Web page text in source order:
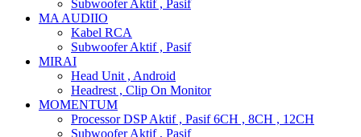
Subwoofer Aktif , Pasif
MA AUDIIO
Kabel RCA
Subwoofer Aktif , Pasif
MIRAI
Head Unit , Android
Headrest , Clip On Monitor
MOMENTUM
Processor DSP Aktif , Pasif 6CH , 8CH , 12CH
Subwoofer Aktif , Pasif